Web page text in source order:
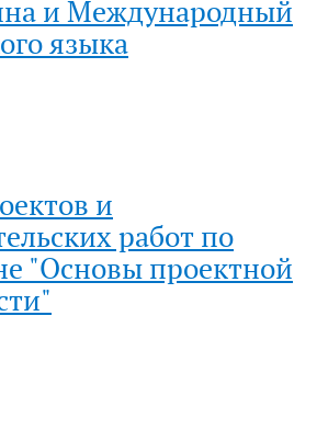
и Международный
языка
и
работ по
"Основы проектной